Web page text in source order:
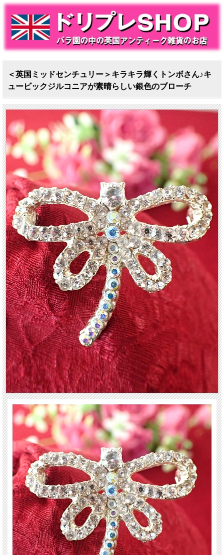
＜英国ミッドセンチュリー＞キラキラ輝くトンボさん♪キ
ュービックジルコニアが素晴らしい銀色のブローチ